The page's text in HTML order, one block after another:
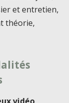
et entretien,
théorie,